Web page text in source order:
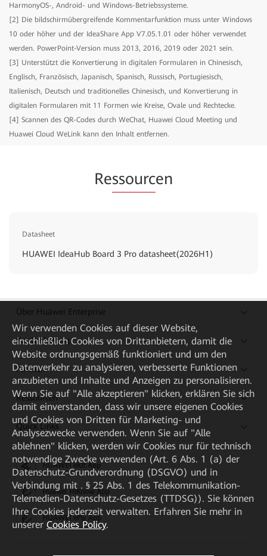
HarmonyOS-, Android- und Windows-Betriebssysteme.
[2] Die bildschirmübergreifende Kommentarfunktion muss unter Windows
10 oder höher und der IdeaShare App V7.05.1.01 oder höher verwendet
werden. PowerPoint-Version muss 2013, 2016, 2019 oder 2021 sein.
[3] Unterstützt die Konvertierung in digitalen Formularen in Chinesisch,
Englisch, Französisch, Japanisch, Spanisch, Russisch, Portugiesisch,
Italienisch, Deutsch und traditionelles Chinesisch, und Konvertierung in
digitalen Formularen mit 11 Formen wie Kreise, Ovale und Rechtecke.
[4] Scannen des QR-Codes durch WeChat, Huawei Cloud Meeting und
Huawei Cloud WeLink kann den Inhalt entfernen.
Ressourcen
Datasheet
HUAWEI IdeaHub Board 3 Pro datasheet(2026H1)
Über Huawei Enterprise
Kaufanleitung
Partner
Ressourcen
Quick Links
HUAWEI eKit App
Huawei HiKnow App
HUAWEI eFly App
Wir verwenden Cookies auf dieser Website,
einschließlich Cookies von Drittanbietern, damit die
Website ordnungsgemäß funktioniert und um den
Datenverkehr zu analysieren, verbesserte Funktionen
anzubieten und Inhalte und Anzeigen zu personalisieren.
Wenn Sie auf "Alle akzeptieren" klicken, erklären Sie sich
damit einverstanden, dass wir unsere eigenen Cookies
und Cookies von Dritten für Marketing- und
Analysezwecke verwenden. Wenn Sie auf "Alle
ablehnen" klicken, werden wir Cookies nur für technisch
notwendige Zwecke verwenden (Art. 6 Abs. 1 (a) der
Datenschutz-Grundverordnung (DSGVO) und in
Verbindung mit . § 25 Abs. 1 des Telekommunikation-
Telemedien-Datenschutz-Gesetzes (TTDSG)). Sie können
Ihre Cookies jederzeit verwalten. Erfahren Sie mehr in
unserer Cookies Policy.